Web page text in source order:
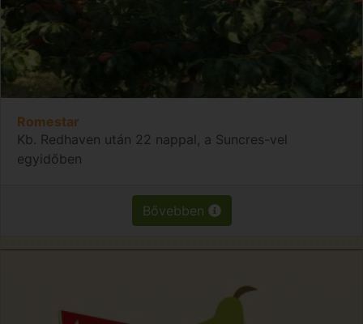
Romestar
Kb. Redhaven után 22 nappal, a Suncres-vel
egyidőben
Bővebben